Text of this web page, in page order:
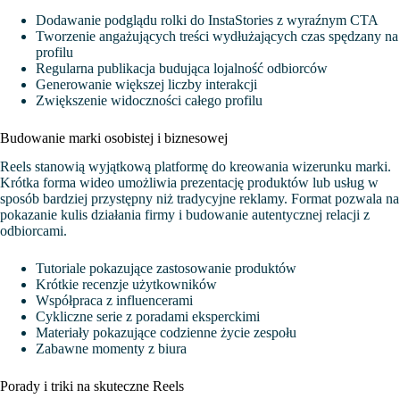
Dodawanie podglądu rolki do InstaStories z wyraźnym CTA
Tworzenie angażujących treści wydłużających czas spędzany na
profilu
Regularna publikacja budująca lojalność odbiorców
Generowanie większej liczby interakcji
Zwiększenie widoczności całego profilu
Budowanie marki osobistej i biznesowej
Reels stanowią wyjątkową platformę do kreowania wizerunku marki.
Krótka forma wideo umożliwia prezentację produktów lub usług w
sposób bardziej przystępny niż tradycyjne reklamy. Format pozwala na
pokazanie kulis działania firmy i budowanie autentycznej relacji z
odbiorcami.
Tutoriale pokazujące zastosowanie produktów
Krótkie recenzje użytkowników
Współpraca z influencerami
Cykliczne serie z poradami eksperckimi
Materiały pokazujące codzienne życie zespołu
Zabawne momenty z biura
Porady i triki na skuteczne Reels